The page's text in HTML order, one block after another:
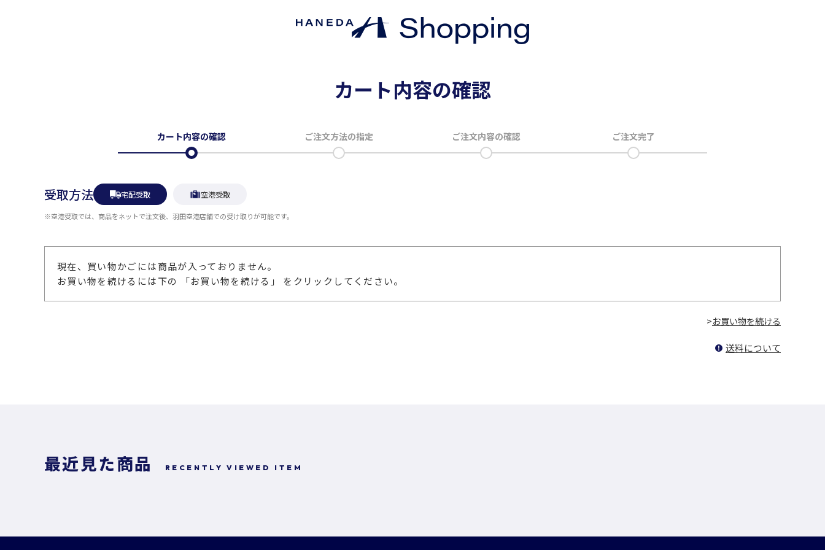
カート内容の確認
カート内容の確認 ご注文方法の指定 ご注文内容の確認 ご注文完了
受取方法 宅配受取 空港受取
※空港受取では、商品をネットで注文後、羽田空港店舗での受け取りが可能です。
現在、買い物かごには商品が入っておりません。
お買い物を続けるには下の 「お買い物を続ける」 をクリックしてください。
>
！ 送料について
最近見た商品 RECENTLY VIEWED ITEM